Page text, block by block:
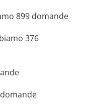
899 domande
376